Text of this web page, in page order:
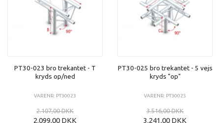
PT30-023 bro trekantet - T
kryds op/ned
VARENR: PT30023
2.107,00 DKK
2.099,00 DKK
PT30-025 bro trekantet - 5 vejs
kryds "op"
VARENR: PT30025
3.516,00 DKK
3.241,00 DKK